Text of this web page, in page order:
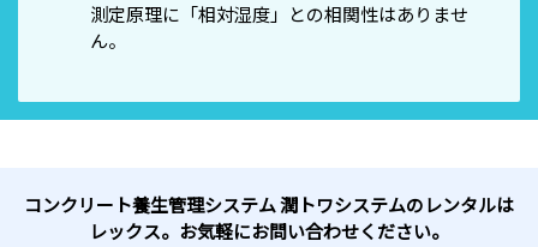
測定原理に「相対湿度」との相関性はありませ
ん。
コンクリート養生管理システム 潤トワシステムのレンタルは
レックス。お気軽にお問い合わせください。